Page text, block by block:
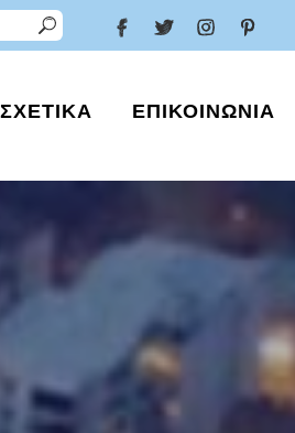
ΣΧΕΤΙΚΆ ΕΠΙΚΟΙΝΩΝΊΑ